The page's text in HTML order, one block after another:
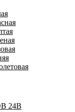
24В